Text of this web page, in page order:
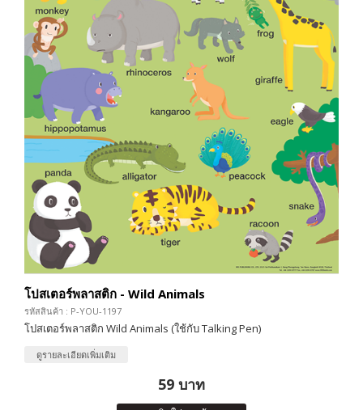
โปสเตอร์พลาสติก - Wild Animals
รหัสสินค้า : P-YOU-1197
โปสเตอร์พลาสติก Wild Animals (ใช้กับ Talking Pen)
ดูรายละเอียดเพิ่มเติม
59 บาท